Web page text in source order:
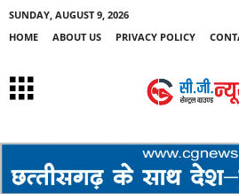
SUNDAY, AUGUST 9, 2026
HOME
ABOUT US PRIVACY POLICY